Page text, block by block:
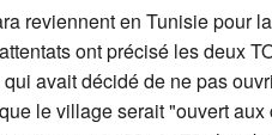
reviennent en Tunisie pour
ont précisé les deux
avait décidé de ne pas
le village serait "ouvert